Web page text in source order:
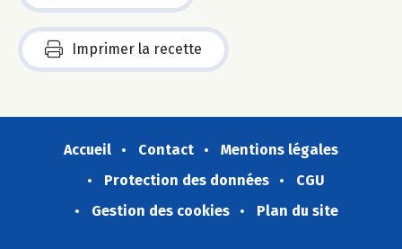
Imprimer la recette
Accueil Contact
Mentions légales
Protection des données
CGU
Gestion des cookies
Plan du site